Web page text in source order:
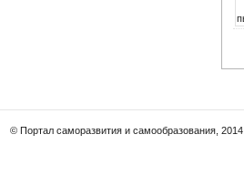
© Портал саморазвития и самообразования, 2014